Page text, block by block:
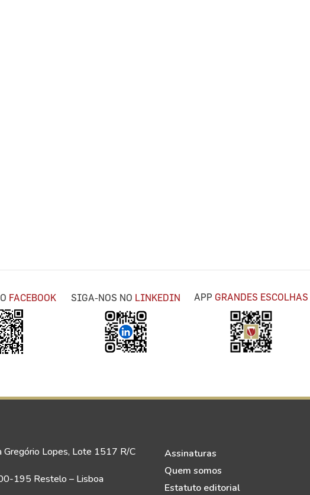
FACEBOOK SIGA-NOS NO LINKEDIN APP GRANDES ESCOLHAS
Gregório Lopes, Lote 1517 R/C
195 Restelo – Lisboa
Assinaturas
Quem somos
Estatuto editorial